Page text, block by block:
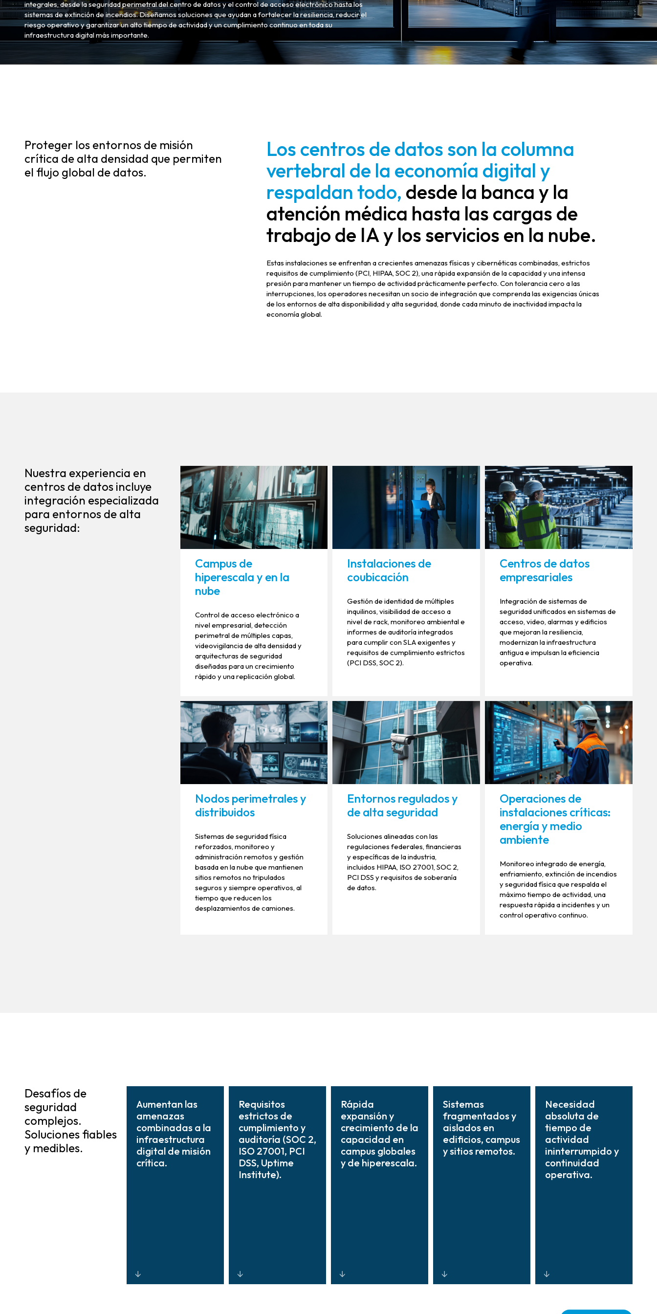
integrales, desde la seguridad perimetral del centro de datos y el control de acceso electrónico hasta los
sistemas de extinción de incendios. Diseñamos soluciones que ayudan a fortalecer la resiliencia, reducir el
riesgo operativo y garantizar un alto tiempo de actividad y un cumplimiento continuo en toda su
infraestructura digital más importante.
Proteger los entornos de misión
crítica de alta densidad que permiten
el flujo global de datos.
Los centros de datos son la columna
vertebral de la economía digital y
respaldan todo, desde la banca y la
atención médica hasta las cargas de
trabajo de IA y los servicios en la nube.
Estas instalaciones se enfrentan a crecientes amenazas físicas y cibernéticas combinadas, estrictos
requisitos de cumplimiento (PCI, HIPAA, SOC 2), una rápida expansión de la capacidad y una intensa
presión para mantener un tiempo de actividad prácticamente perfecto. Con tolerancia cero a las
interrupciones, los operadores necesitan un socio de integración que comprenda las exigencias únicas
de los entornos de alta disponibilidad y alta seguridad, donde cada minuto de inactividad impacta la
economía global.
Nuestra experiencia en
centros de datos incluye
integración especializada
para entornos de alta
seguridad:
Campus de
hiperescala y en la
nube
Control de acceso electrónico a
nivel empresarial, detección
perimetral de múltiples capas,
videovigilancia de alta densidad y
arquitecturas de seguridad
diseñadas para un crecimiento
rápido y una replicación global.
Instalaciones de
coubicación
Gestión de identidad de múltiples
inquilinos, visibilidad de acceso a
nivel de rack, monitoreo ambiental e
informes de auditoría integrados
para cumplir con SLA exigentes y
requisitos de cumplimiento estrictos
(PCI DSS, SOC 2).
Centros de datos
empresariales
Integración de sistemas de
seguridad unificados en sistemas de
acceso, video, alarmas y edificios
que mejoran la resiliencia,
modernizan la infraestructura
antigua e impulsan la eficiencia
operativa.
Nodos perimetrales y
distribuidos
Sistemas de seguridad física
reforzados, monitoreo y
administración remotos y gestión
basada en la nube que mantienen
sitios remotos no tripulados
seguros y siempre operativos, al
tiempo que reducen los
desplazamientos de camiones.
Entornos regulados y
de alta seguridad
Soluciones alineadas con las
regulaciones federales, financieras
y específicas de la industria,
incluidos HIPAA, ISO 27001, SOC 2,
PCI DSS y requisitos de soberanía
de datos.
Operaciones de
instalaciones críticas:
energía y medio
ambiente
Monitoreo integrado de energía,
enfriamiento, extinción de incendios
y seguridad física que respalda el
máximo tiempo de actividad, una
respuesta rápida a incidentes y un
control operativo continuo.
Desafíos de
seguridad
complejos.
Soluciones fiables
y medibles.
Aumentan las
amenazas
combinadas a la
infraestructura
digital de misión
crítica.
Requisitos
estrictos de
cumplimiento y
auditoría (SOC 2,
ISO 27001, PCI
DSS, Uptime
Institute).
Rápida
expansión y
crecimiento de la
capacidad en
campus globales
y de hiperescala.
Sistemas
fragmentados y
aislados en
edificios, campus
y sitios remotos.
Necesidad
absoluta de
tiempo de
actividad
ininterrumpido y
continuidad
operativa.